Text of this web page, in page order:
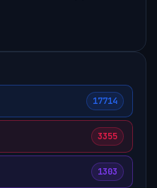
17714
3355
1303